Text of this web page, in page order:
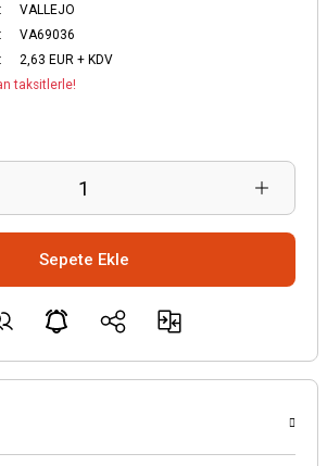
VALLEJO
VA69036
2,63 EUR + KDV
taksitlerle!
Sepete Ekle